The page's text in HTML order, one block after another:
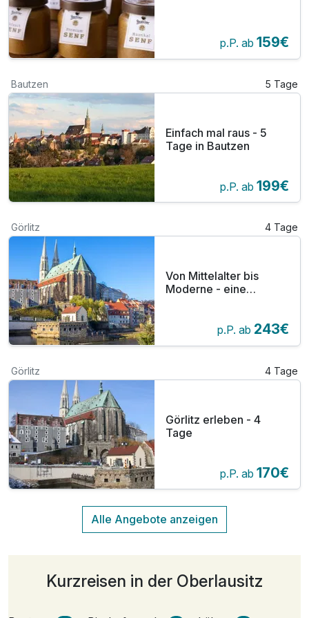
p.P. ab 159€
Bautzen 5 Tage
Einfach mal raus - 5
Tage in Bautzen
p.P. ab 199€
Görlitz 4 Tage
Von Mittelalter bis
Moderne - eine
p.P. ab 243€
Görlitz 4 Tage
Görlitz erleben - 4
Tage
p.P. ab 170€
Kurzreisen in der Oberlausitz